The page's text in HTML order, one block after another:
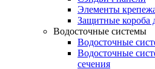
Элементы
Защитные короба
Водосточные системы
Водосточные
Водосточные
сечения